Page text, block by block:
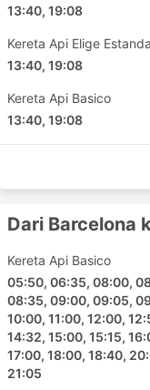
Barcelona -
Aix en
Madrid - Lugo
Madrid -
Valladolid -
Seville -
Sepanyol -
Ferrol - Madrid
Alicante -
Cordoba
13:40, 19:08
Kereta Api Elige
13:40, 19:08
Kereta Api Basico
13:40, 19:08
Dari Barcelona
Kereta Api Basico
05:50, 06:35, 08:00,
08:35, 09:00, 09:05,
10:00, 11:00, 12:00,
14:32, 15:00, 15:15,
17:00, 18:00, 18:40,
21:05